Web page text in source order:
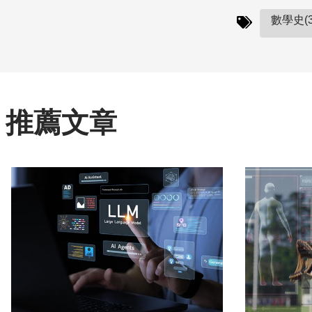
數學史
推薦文章